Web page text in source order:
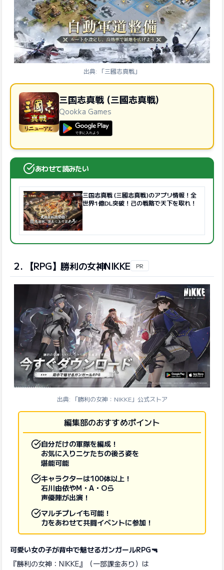
出典: 「三國志真戦」
三国志真戦 (三國志真戦)
Qookka Games
あわせて読みたい
三国志真戦 (三國志真戦)のアプリ情報！全
世界1億DL突破！己の戦略で天下を取れ！
2. 【RPG】勝利の女神NIKKE PR
出典: 「勝利の女神：NIKKE」公式ストア
編集部のおすすめポイント
自分だけの軍隊を編成！
お気に入りニケたちの後ろ姿を
堪能可能
キャラクターは100体以上！
石川由依やM・A・Oら
声優陣が出演！
マルチプレイも可能！
力をあわせて共闘イベントに参加！
可愛い女の子が背中で魅せるガンガールRPG🔫
『勝利の女神：NIKKE』（一部課金あり）は